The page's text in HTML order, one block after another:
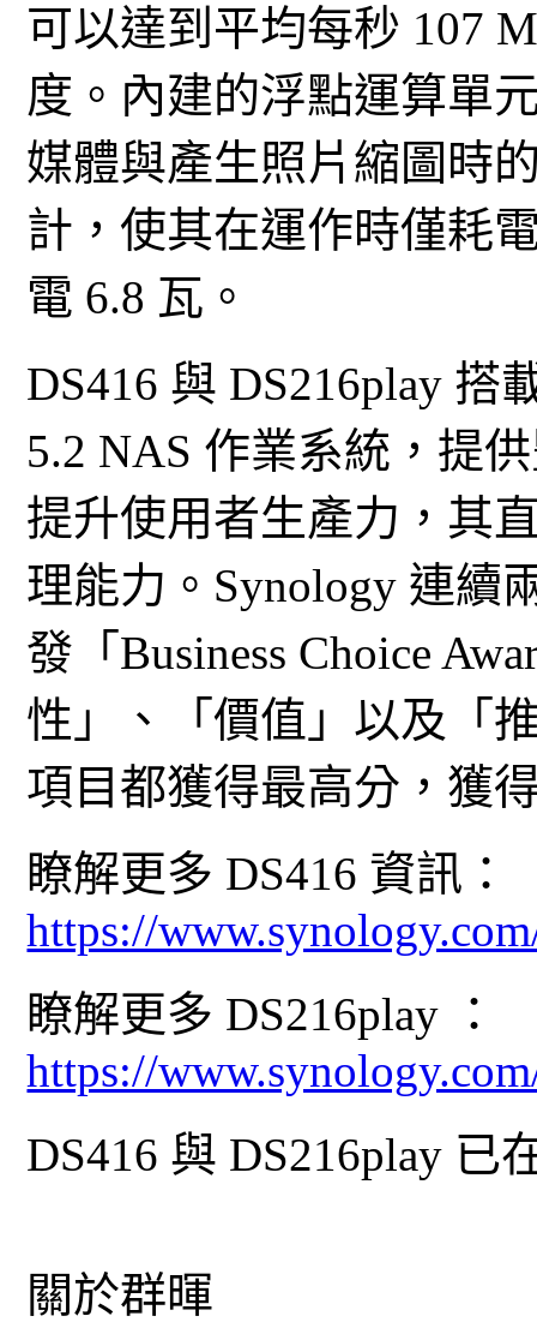
可以達到平均每秒 107
度。內建的浮點運算單
媒體與產生照片縮圖時
計，使其在運作時僅耗
電 6.8 瓦。
DS416 與 DS216play 搭
5.2 NAS 作業系統，提
提升使用者生產力，其
理能力。Synology 連續
發「Business Choice
性」、「價值」以及「
項目都獲得最高分，獲
瞭解更多 DS416 資訊：
https://
瞭解更多 DS216play ：
https://
DS416 與 DS216play 已
關於群暉